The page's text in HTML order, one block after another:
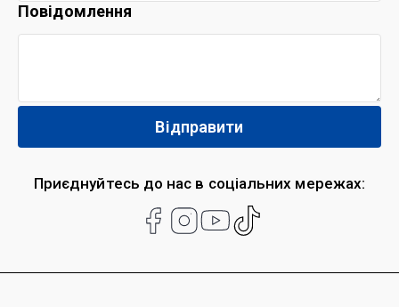
Приєднуйтесь до нас в соціальних мережах:
Повідомлення